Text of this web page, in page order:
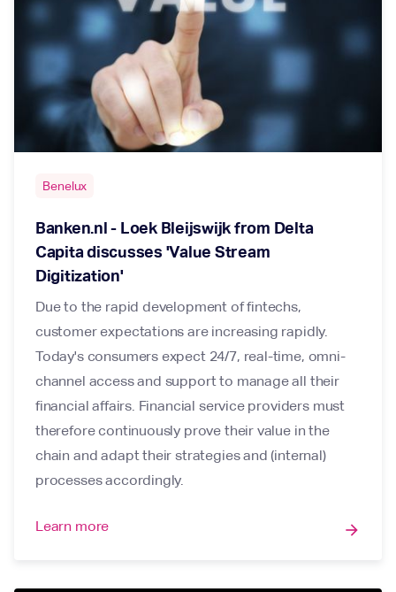
Benelux
Banken.nl - Loek Bleijswijk from Delta
Capita discusses 'Value Stream
Digitization'
Due to the rapid development of fintechs,
customer expectations are increasing rapidly.
Today's consumers expect 24/7, real-time, omni-
channel access and support to manage all their
financial affairs. Financial service providers must
therefore continuously prove their value in the
chain and adapt their strategies and (internal)
processes accordingly.
Learn more arrow_forward